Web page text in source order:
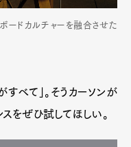
ボードカルチャーを融合させた
すべて」。そうカーソンが
をぜひ試してほしい。